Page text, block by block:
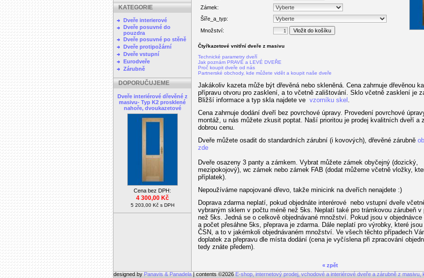
KATEGORIE
Dveře interierové
Dveře posuvné do
pouzdra
Dveře posuvné po stěně
Dveře protipožární
Dveře vstupní
Eurodveře
Zárubně
DOPORUČUJEME
Dveře interiérové dřevěné z
masivu- Typ K2 prosklené
nahoře, dvoukazetové
Cena bez DPH:
4 300,00 Kč
5 203,00 Kč s DPH
Zámek:
Šíře_a_typ:
Množství:
Čtyřkazetové vnitřní dveře z masivu
Technické parametry dveří
Jak poznám PRAVÉ a LEVÉ DVEŘE
Proč koupit dveře od nás
Partnerské obchody, kde můžete vidět a koupit naše dveře
Jakákoliv kazeta může být dřevěná nebo skleněná. Cena zahrnuje dřevěnou
přípravu otvoru pro zasklení, a to včetně zalištování. Sklo včetně zasklení je
Bližší informace a typ skla najdete ve vzorníku skel .
Cena zahrnuje dodání dveří bez povrchové úpravy. Provedení povrchové
montáž, u nás můžete zkusit poptat. Naší prioritou je prodej kvalitních dveří a
dobrou cenu.
Dveře můžete osadit do standardních zárubní (i kovových), dřevěné zárubně
zde
Dveře osazeny 3 panty a zámkem. Vybrat můžete zámek obyčejný (dozický,
mezipokojový), wc zámek nebo zámek FAB (dodat můžeme včetně vložky,
příplatek).
Nepoužíváme napojované dřevo, takže minicink na dveřích nenajdete :)
Doprava zdarma neplatí, pokud objednáte interérové nebo vstupní dveře
vybraným sklem v počtu méně než 5ks. Neplatí také pro trámkovou zárubeň v
než 5ks. Jedná se o celkově objednávané množství. Pokud jsou v
a počet přesáhne 5ks, přeprava je zdarma. Dále neplatí pro výrobky, které
ČSN, a to v jakémkoli objednávaném množství. Ve všech těchto případech
doplatek za přepravu dle místa dodání (cena je vyčíslena při zpracování
tedy znáte předem).
« zpět
designed by Panavis & Panadela | contents ©2026 E-shop, internetový prodej, vchodové a interiérové dveře a zárubně z masivu,